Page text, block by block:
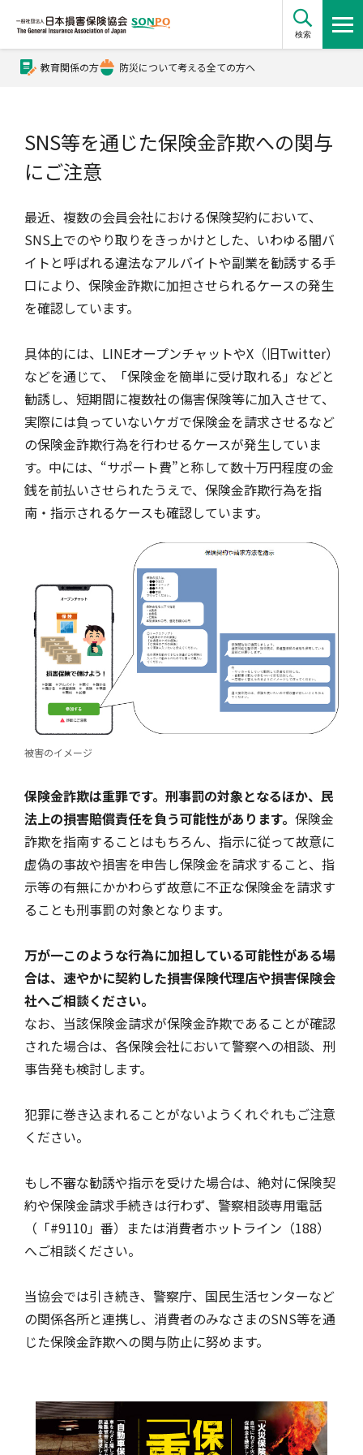
検索
公式Xアカウント
公式YouTubeチャンネル
損害保険とは？
損害保険とは？トップ
自動車保険
火災保険
傷害保険
医療・介護保険
個人賠償責任保険
風水雪災等による損害を補償する損害保険
ペット保険
協会の活動・概要
協会の活動
協会概要
規範、方針、指針・基準、ガイドライン等
採用情報
所在地（本部・支部）
損害保険お役立ち情報
会員会社情報トップ
損害保険会社の概況
お客様の声を受けた取り組み
保険金の支払状況（第三分野）
会員会社等一覧
試験・研修
試験・研修トップ
「損害保険登録鑑定人」認定試験
アジャスター試験
医療研修
交通事故医療研究助成
統計・刊行物・報告書
統計
刊行物・報告書
お知らせトップ
最新情報
協会ニュースリリース
会員各社ニュースリリース
協会からのお知らせ
協会各地の活動
相談・通報等窓口
相談・通報等窓口トップ
損害保険の相談窓口
自然災害損保契約のご照会
他の紛争解決機関等
通報等窓口
English
教育関係の方 防災について考える全ての方へ
SNS等を通じた保険金詐欺への関与
にご注意
最近、複数の会員会社における保険契約において、
SNS上でのやり取りをきっかけとした、いわゆる闇バ
イトと呼ばれる違法なアルバイトや副業を勧誘する手
口により、保険金詐欺に加担させられるケースの発生
を確認しています。
具体的には、LINEオープンチャットやX（旧Twitter）
などを通じて、「保険金を簡単に受け取れる」などと
勧誘し、短期間に複数社の傷害保険等に加入させて、
実際には負っていないケガで保険金を請求させるなど
の保険金詐欺行為を行わせるケースが発生していま
す。中には、“サポート費”と称して数十万円程度の金
銭を前払いさせられたうえで、保険金詐欺行為を指
南・指示されるケースも確認しています。
被害のイメージ
保険金詐欺は重罪です。刑事罰の対象となるほか、民
法上の損害賠償責任を負う可能性があります。 保険金
詐欺を指南することはもちろん、指示に従って故意に
虚偽の事故や損害を申告し保険金を請求すること、指
示等の有無にかかわらず故意に不正な保険金を請求す
ることも刑事罰の対象となります。
万が一このような行為に加担している可能性がある場
合は、速やかに契約した損害保険代理店や損害保険会
社へご相談ください。
なお、当該保険金請求が保険金詐欺であることが確認
された場合は、各保険会社において警察への相談、刑
事告発も検討します。
犯罪に巻き込まれることがないようくれぐれもご注意
ください。
もし不審な勧誘や指示を受けた場合は、絶対に保険契
約や保険金請求手続きは行わず、警察相談専用電話
（「#9110」番）または消費者ホットライン（188）
へご相談ください。
当協会では引き続き、警察庁、国民生活センターなど
の関係各所と連携し、消費者のみなさまのSNS等を通
じた保険金詐欺への関与防止に努めます。